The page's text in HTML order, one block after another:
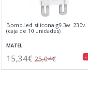
Bomb.led silicona g9 3w. 230v.
(caja de 10 unidades)
MATEL
15,34€ 25,04€ -